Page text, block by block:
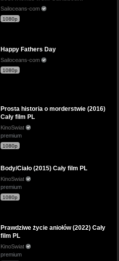
Sailoceans-com
1080p
Happy Fathers Day
Sailoceans-com
1080p
Prosta historia o morderstwie (2016)
Cały film PL
KinoSwiat
premium
1080p
Body/Ciało (2015) Cały film PL
KinoSwiat
premium
1080p
Prawdziwe życie aniołów (2022) Cały
film PL
KinoSwiat
premium